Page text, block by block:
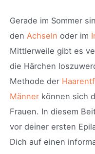
Gerade im Sommer
den Achseln oder im
Mittlerweile gibt es
die Härchen
Methode der
Männer können sich
Frauen. In diesem
vor deiner ersten
Dich auf einen